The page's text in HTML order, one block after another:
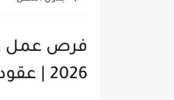
فرص عمل
2026 | عقود رسمية ورواتب مرتفعة